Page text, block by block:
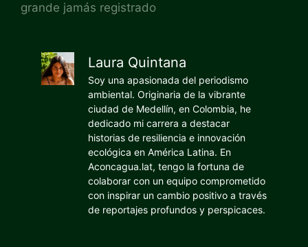
grande jamás registrado
Laura Quintana
Soy una apasionada del periodismo
ambiental. Originaria de la vibrante
ciudad de Medellín, en Colombia, he
dedicado mi carrera a destacar
historias de resiliencia e innovación
ecológica en América Latina. En
Aconcagua.lat, tengo la fortuna de
colaborar con un equipo comprometido
con inspirar un cambio positivo a través
de reportajes profundos y perspicaces.